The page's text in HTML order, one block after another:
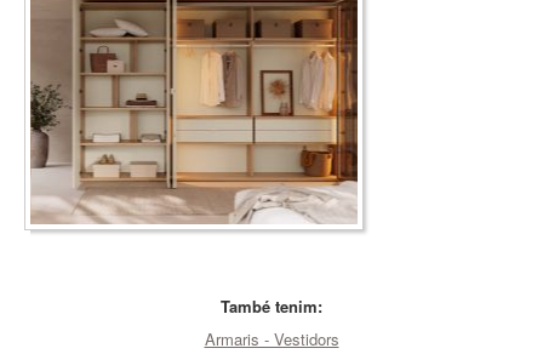
També tenim:
Armaris - Vestidors